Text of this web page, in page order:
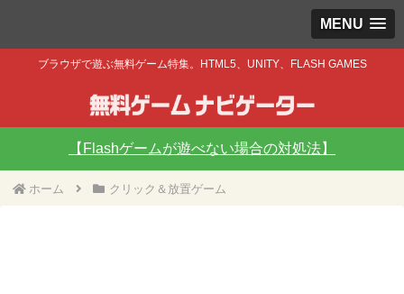
MENU
ブラウザで遊ぶ無料ゲーム特集。HTML5、UNITY、FLASH GAMES
【Flashゲームが遊べない場合の対処法】
ホーム クリック＆放置ゲーム